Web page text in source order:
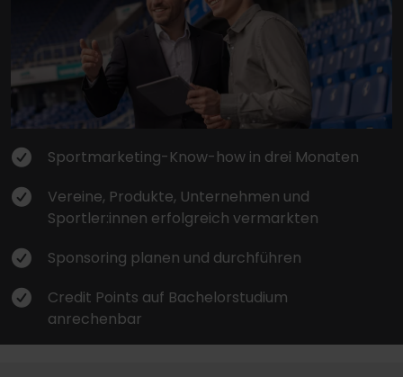
Sportmarketing-Know-how in drei Monaten
Vereine, Produkte, Unternehmen und
Sportler:innen erfolgreich vermarkten
Sponsoring planen und durchführen
Credit Points auf Bachelorstudium
anrechenbar